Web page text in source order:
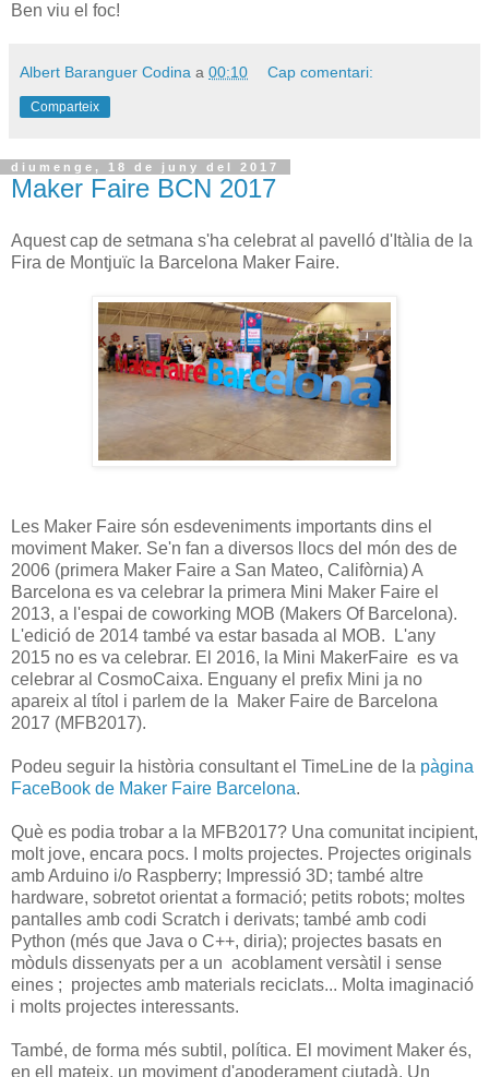
Ben viu el foc!
Albert Baranguer Codina a 00:10 Cap comentari:
Comparteix
diumenge, 18 de juny del 2017
Maker Faire BCN 2017
Aquest cap de setmana s'ha celebrat al pavelló d'Itàlia de la
Fira de Montjuïc la Barcelona Maker Faire.
Les Maker Faire són esdeveniments importants dins el
moviment Maker. Se'n fan a diversos llocs del món des de
2006 (primera Maker Faire a San Mateo, Califòrnia) A
Barcelona es va celebrar la primera Mini Maker Faire el
2013, a l'espai de coworking MOB (Makers Of Barcelona).
L'edició de 2014 també va estar basada al MOB. L'any
2015 no es va celebrar. El 2016, la Mini MakerFaire es va
celebrar al CosmoCaixa. Enguany el prefix Mini ja no
apareix al títol i parlem de la Maker Faire de Barcelona
2017 (MFB2017).
Podeu seguir la història consultant el TimeLine de la pàgina
FaceBook de Maker Faire Barcelona.
Què es podia trobar a la MFB2017? Una comunitat incipient,
molt jove, encara pocs. I molts projectes. Projectes originals
amb Arduino i/o Raspberry; Impressió 3D; també altre
hardware, sobretot orientat a formació; petits robots; moltes
pantalles amb codi Scratch i derivats; també amb codi
Python (més que Java o C++, diria); projectes basats en
mòduls dissenyats per a un acoblament versàtil i sense
eines ; projectes amb materials reciclats... Molta imaginació
i molts projectes interessants.
També, de forma més subtil, política. El moviment Maker és,
en ell mateix, un moviment d'apoderament ciutadà. Un